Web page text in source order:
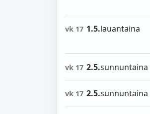
vk 17 1.5.lauantaina
vk 17 2.5.sunnuntaina
vk 17 2.5.sunnuntaina